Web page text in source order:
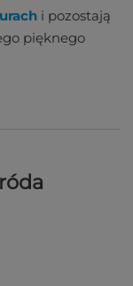
i pozostają
pięknego